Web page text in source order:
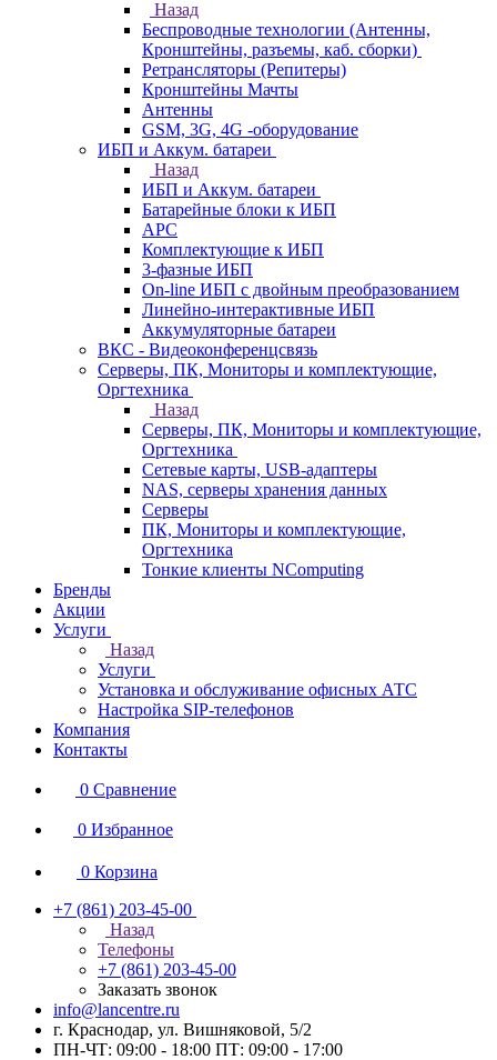
Назад
Беспроводные технологии (Антенны,
Кронштейны, разъемы, каб. сборки)
Ретрансляторы (Репитеры)
Кронштейны Мачты
Антенны
GSM, 3G, 4G -оборудование
ИБП и Аккум. батареи
Назад
ИБП и Аккум. батареи
Батарейные блоки к ИБП
APC
Комплектующие к ИБП
3-фазные ИБП
On-line ИБП с двойным преобразованием
Линейно-интерактивные ИБП
Аккумуляторные батареи
ВКС - Видеоконференцсвязь
Серверы, ПК, Мониторы и комплектующие,
Оргтехника
Назад
Серверы, ПК, Мониторы и комплектующие,
Оргтехника
Сетевые карты, USB-адаптеры
NAS, серверы хранения данных
Серверы
ПК, Мониторы и комплектующие,
Оргтехника
Тонкие клиенты NComputing
Бренды
Акции
Услуги
Назад
Услуги
Установка и обслуживание офисных АТС
Настройка SIP-телефонов
Компания
Контакты
0 Сравнение
0 Избранное
0 Корзина
+7 (861) 203-45-00
Назад
Телефоны
+7 (861) 203-45-00
Заказать звонок
info@lancentre.ru
г. Краснодар, ул. Вишняковой, 5/2
ПН-ЧТ: 09:00 - 18:00 ПТ: 09:00 - 17:00